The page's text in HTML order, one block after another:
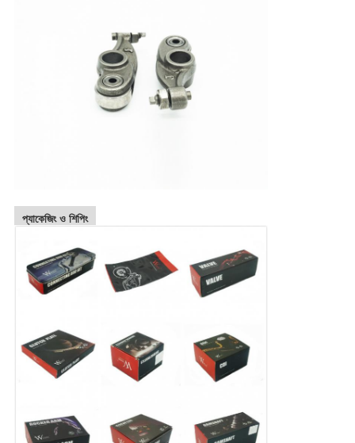
প্যাকেজিং ও শিপিং